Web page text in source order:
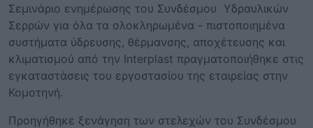
Σεμινάριο ενημέρωσης του Συνδέσμου Υδραυλικών
Σερρών για όλα τα ολοκληρωμένα - πιστοποιημένα
συστήματα ύδρευσης, θέρμανσης, αποχέτευσης και
κλιματισμού από την Interplast πραγματοποιήθηκε στις
εγκαταστάσεις του εργοστασίου της εταιρείας στην
Κομοτηνή.
Προηγήθηκε ξενάγηση των στελεχών του Συνδέσμου